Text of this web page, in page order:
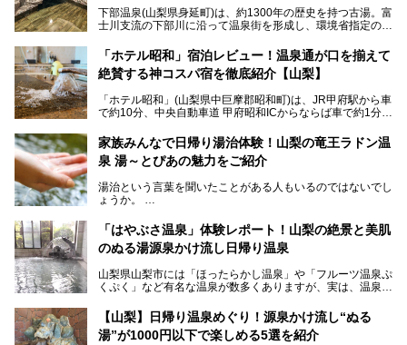
下部温泉(山梨県身延町)は、約1300年の歴史を持つ古湯。富
士川支流の下部川に沿って温泉街を形成し、環境省指定の国
中でも「古湯坊 源泉舘」は、戦国時代に武田信玄公も療養
したと伝えられる名湯の宿。最大の特徴は、令和の現代にお
いても混浴文化が守られ、老若男女の分け隔て一切無く温泉
向にありますが、「古湯坊 源泉舘」では本来あるべき混浴
の姿が保たれている点に注目すべきでしょう。
今回は足元湧出の混浴温泉である「かくし湯大岩風呂」をは
じめ、湯治棟である「別館神泉」を中心に「古湯坊 源泉
舘」の全貌を徹底紹介します。
「ホテル昭和」宿泊レビュー！温泉通が口を揃えて
絶賛する神コスパ宿を徹底紹介【山梨】
「ホテル昭和」(山梨県中巨摩郡昭和町)は、JR甲府駅から車
で約10分、中央自動車道 甲府昭和ICからならば車で約1分の
から、一人泊でも6,000円台から宿泊可能です。
しかし、最大の魅力は“温泉そのもの”でしょう。自家源泉を
統の単純温泉は、入浴すると実にサッパリ爽快。日帰り入浴
不可なこともあり、全国の温泉ファンがこの温泉を求めて
では循環濾過の沸かし湯が一般的ですが、ここは本物の極上
温泉。まさに価格破壊と言えるクオリティです。
室や無料朝食などをご紹介。温泉通が口を揃えて絶賛する神
コスパ宿の全貌を徹底解説します！
家族みんなで日帰り湯治体験！山梨の竜王ラドン温
泉 湯～とぴあの魅力をご紹介
湯治という言葉を聞いたことがある人もいるのではないでし
ょうか。
なかなか体験できない、湯治体験が日帰りでできる温浴施設
が山梨にあります。
ぴあ」の魅力をご紹介します。
提供元：株式会社湯ーとぴあ【PR】
この記事は株式会社湯ーとぴあのPRレポート記事です。
「はやぶさ温泉」体験レポート！山梨の絶景と美肌
のぬる湯源泉かけ流し日帰り温泉
山梨県山梨市には「ほったらかし温泉」や「フルーツ温泉ぷ
くぷく」など有名な温泉が数多くありますが、実は、温泉マ
です。今回紹介する「はやぶさ温泉」も、そのひとつ。温泉
はもちろん、絶景や地元食材を活かしたグルメも堪能できま
す。
【山梨】日帰り温泉めぐり！源泉かけ流し“ぬる
湯”が1000円以下で楽しめる5選を紹介